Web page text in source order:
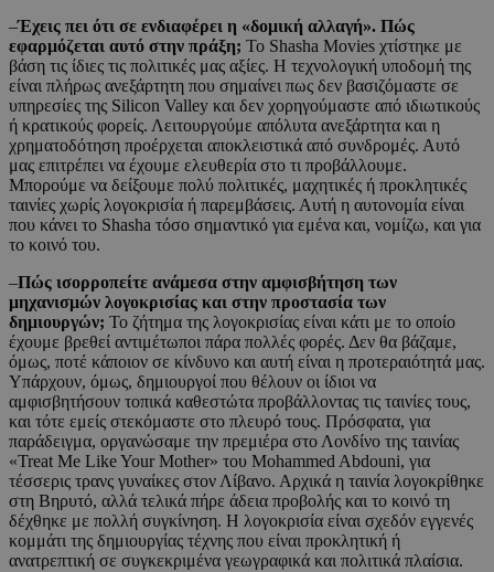
–Έχεις πει ότι σε ενδιαφέρει η «δομική αλλαγή». Πώς
εφαρμόζεται αυτό στην πράξη; Το Shasha Movies χτίστηκε με
βάση τις ίδιες τις πολιτικές μας αξίες. Η τεχνολογική υποδομή της
είναι πλήρως ανεξάρτητη που σημαίνει πως δεν βασιζόμαστε σε
υπηρεσίες της Silicon Valley και δεν χορηγούμαστε από ιδιωτικούς
ή κρατικούς φορείς. Λειτουργούμε απόλυτα ανεξάρτητα και η
χρηματοδότηση προέρχεται αποκλειστικά από συνδρομές. Αυτό
μας επιτρέπει να έχουμε ελευθερία στο τι προβάλλουμε.
Μπορούμε να δείξουμε πολύ πολιτικές, μαχητικές ή προκλητικές
ταινίες χωρίς λογοκρισία ή παρεμβάσεις. Αυτή η αυτονομία είναι
που κάνει το Shasha τόσο σημαντικό για εμένα και, νομίζω, και για
το κοινό του.
–Πώς ισορροπείτε ανάμεσα στην αμφισβήτηση των
μηχανισμών λογοκρισίας και στην προστασία των
δημιουργών; Το ζήτημα της λογοκρισίας είναι κάτι με το οποίο
έχουμε βρεθεί αντιμέτωποι πάρα πολλές φορές. Δεν θα βάζαμε,
όμως, ποτέ κάποιον σε κίνδυνο και αυτή είναι η προτεραιότητά μας.
Υπάρχουν, όμως, δημιουργοί που θέλουν οι ίδιοι να
αμφισβητήσουν τοπικά καθεστώτα προβάλλοντας τις ταινίες τους,
και τότε εμείς στεκόμαστε στο πλευρό τους. Πρόσφατα, για
παράδειγμα, οργανώσαμε την πρεμιέρα στο Λονδίνο της ταινίας
«Treat Me Like Your Mother» του Mohammed Abdouni, για
τέσσερις τρανς γυναίκες στον Λίβανο. Αρχικά η ταινία λογοκρίθηκε
στη Βηρυτό, αλλά τελικά πήρε άδεια προβολής και το κοινό τη
δέχθηκε με πολλή συγκίνηση. Η λογοκρισία είναι σχεδόν εγγενές
κομμάτι της δημιουργίας τέχνης που είναι προκλητική ή
ανατρεπτική σε συγκεκριμένα γεωγραφικά και πολιτικά πλαίσια.